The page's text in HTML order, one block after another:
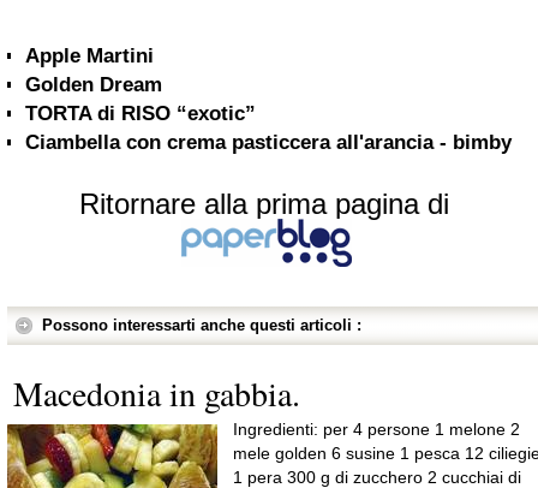
Apple Martini
Golden Dream
TORTA di RISO “exotic”
Ciambella con crema pasticcera all'arancia - bimby
Ritornare alla prima pagina di
Possono interessarti anche questi articoli :
Macedonia in gabbia.
Ingredienti: per 4 persone 1 melone 2
mele golden 6 susine 1 pesca 12
1 pera 300 g di zucchero 2 cucchiai di